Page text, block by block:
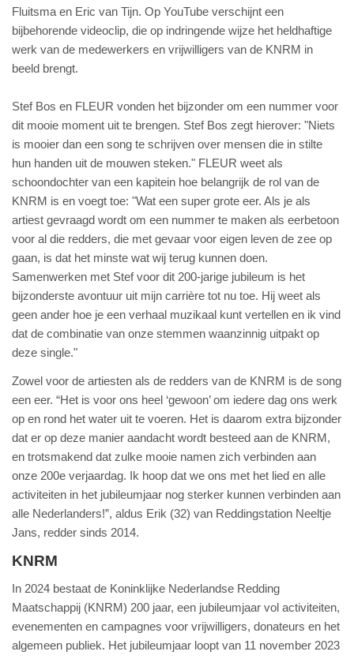
Fluitsma en Eric van Tijn. Op YouTube verschijnt een
bijbehorende videoclip, die op indringende wijze het heldhaftige
werk van de medewerkers en vrijwilligers van de KNRM in
beeld brengt.
Stef Bos en FLEUR vonden het bijzonder om een nummer voor
dit mooie moment uit te brengen. Stef Bos zegt hierover: "Niets
is mooier dan een song te schrijven over mensen die in stilte
hun handen uit de mouwen steken." FLEUR weet als
schoondochter van een kapitein hoe belangrijk de rol van de
KNRM is en voegt toe: "Wat een super grote eer. Als je als
artiest gevraagd wordt om een nummer te maken als eerbetoon
voor al die redders, die met gevaar voor eigen leven de zee op
gaan, is dat het minste wat wij terug kunnen doen.
Samenwerken met Stef voor dit 200-jarige jubileum is het
bijzonderste avontuur uit mijn carrière tot nu toe. Hij weet als
geen ander hoe je een verhaal muzikaal kunt vertellen en ik vind
dat de combinatie van onze stemmen waanzinnig uitpakt op
deze single."
Zowel voor de artiesten als de redders van de KNRM is de song
een eer. “Het is voor ons heel ‘gewoon’ om iedere dag ons werk
op en rond het water uit te voeren. Het is daarom extra bijzonder
dat er op deze manier aandacht wordt besteed aan de KNRM,
en trotsmakend dat zulke mooie namen zich verbinden aan
onze 200e verjaardag. Ik hoop dat we ons met het lied en alle
activiteiten in het jubileumjaar nog sterker kunnen verbinden aan
alle Nederlanders!”, aldus Erik (32) van Reddingstation Neeltje
Jans, redder sinds 2014.
KNRM
In 2024 bestaat de Koninklijke Nederlandse Redding
Maatschappij (KNRM) 200 jaar, een jubileumjaar vol activiteiten,
evenementen en campagnes voor vrijwilligers, donateurs en het
algemeen publiek. Het jubileumjaar loopt van 11 november 2023